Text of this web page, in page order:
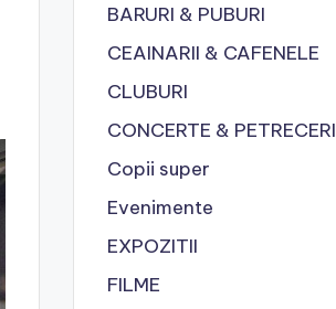
BARURI & PUBURI
CEAINARII & CAFENELE
CLUBURI
CONCERTE & PETRECERI
Copii super
Evenimente
EXPOZITII
FILME